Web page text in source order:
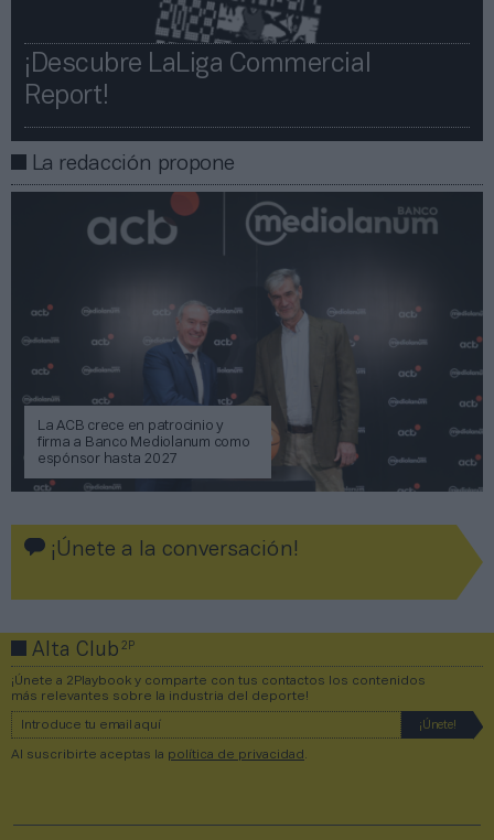
¡Descubre LaLiga Commercial
Report!​​
La redacción propone
La ACB crece en patrocinio y
firma a Banco Mediolanum como
espónsor hasta 2027
¡Únete a la conversación!
Alta Club2P
¡Únete a 2Playbook y comparte con tus contactos los contenidos
más relevantes sobre la industria del deporte!
Al suscribirte aceptas la política de privacidad .